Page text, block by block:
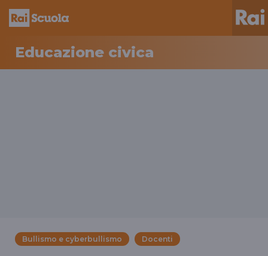
Educazione civica
Bullismo e cyberbullismo Docenti